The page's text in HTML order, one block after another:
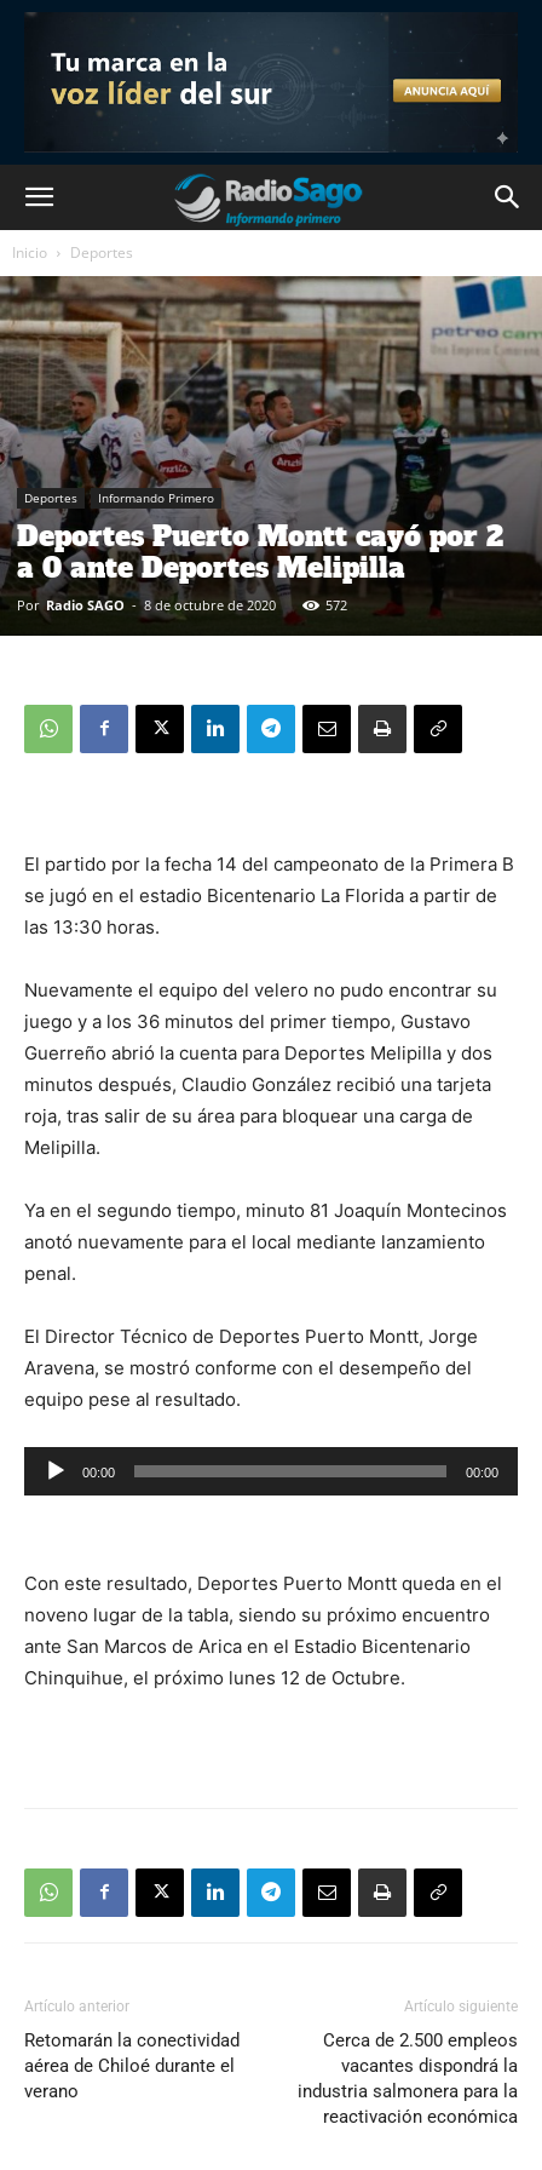
Inicio Deportes
Deportes Informando Primero
Deportes Puerto Montt cayó por 2
a 0 ante Deportes Melipilla
Por Radio SAGO - 8 de octubre de 2020 572
El partido por la fecha 14 del campeonato de la Primera B
se jugó en el estadio Bicentenario La Florida a partir de
las 13:30 horas.
Nuevamente el equipo del velero no pudo encontrar su
juego y a los 36 minutos del primer tiempo, Gustavo
Guerreño abrió la cuenta para Deportes Melipilla y dos
minutos después, Claudio González recibió una tarjeta
roja, tras salir de su área para bloquear una carga de
Melipilla.
Ya en el segundo tiempo, minuto 81 Joaquín Montecinos
anotó nuevamente para el local mediante lanzamiento
penal.
El Director Técnico de Deportes Puerto Montt, Jorge
Aravena, se mostró conforme con el desempeño del
equipo pese al resultado.
Reproductor
de
00:00 00:00
Con este resultado, Deportes Puerto Montt queda en el
noveno lugar de la tabla, siendo su próximo encuentro
ante San Marcos de Arica en el Estadio Bicentenario
Chinquihue, el próximo lunes 12 de Octubre.
Artículo anterior
Retomarán la conectividad
aérea de Chiloé durante el
verano
Artículo siguiente
Cerca de 2.500 empleos
vacantes dispondrá la
industria salmonera para la
reactivación económica